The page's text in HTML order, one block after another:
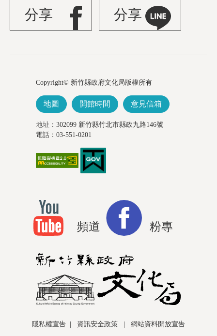
分享 分享
Copyright© 新竹縣政府文化局版權所有
地圖 開館時間 意見信箱
地址：302099 新竹縣竹北市縣政九路146號
電話：03-551-0201
隱私權宣告 資訊安全政策 網站資料開放宣告
頻道 粉專